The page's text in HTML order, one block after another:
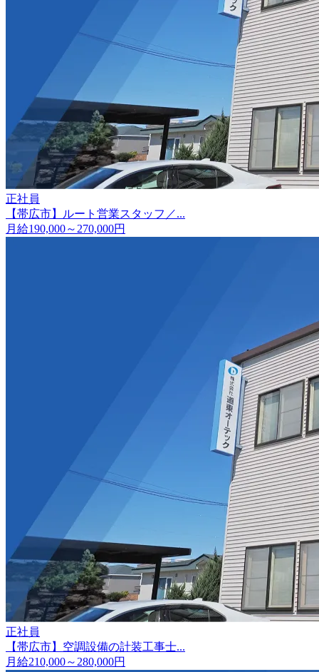
正社員
【帯広市】ルート営業スタッフ／...
月給190,000～270,000円
正社員
【帯広市】空調設備の計装工事士...
月給210,000～280,000円